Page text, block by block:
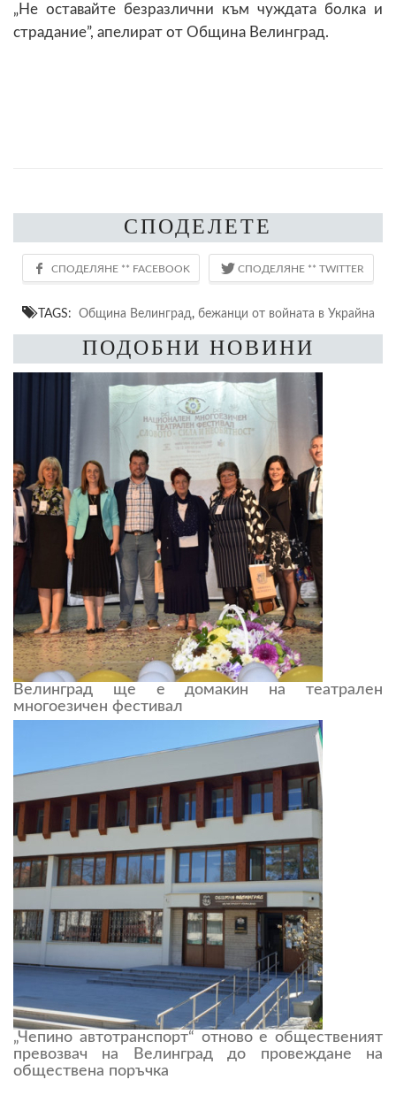
„Не оставайте безразлични към чуждата болка и
страдание”, апелират от Община Велинград.
СПОДЕЛЕТЕ
TAGS: Община Велинград , бежанци от войната в Украйна
ПОДОБНИ НОВИНИ
Велинград ще е домакин на театрален
многоезичен фестивал
„Чепино автотранспорт“ отново е общественият
превозвач на Велинград до провеждане на
обществена поръчка